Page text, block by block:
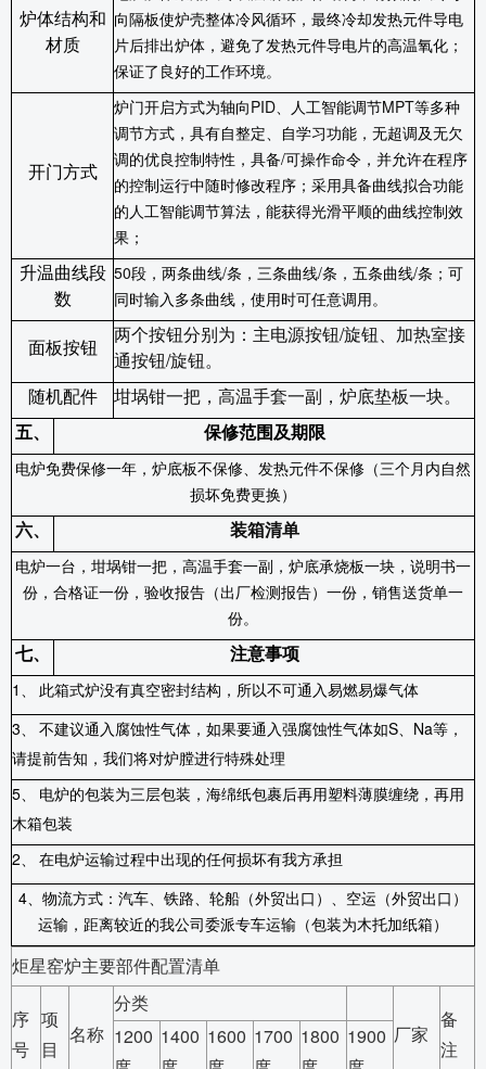
炉体结构和
材质
向隔板使炉壳整体冷风循环，最终冷却发热元件导电
片后排出炉体，避免了发热元件导电片的高温氧化；
保证了良好的工作环境。
开门方式
炉门开启方式为轴向PID、人工智能调节MPT等多种
调节方式，具有自整定、自学习功能，无超调及无欠
调的优良控制特性，具备/可操作命令，并允许在程序
的控制运行中随时修改程序；采用具备曲线拟合功能
的人工智能调节算法，能获得光滑平顺的曲线控制效
果；
升温曲线段
数
50段，两条曲线/条，三条曲线/条，五条曲线/条；可
同时输入多条曲线，使用时可任意调用。
面板按钮
两个按钮分别为：主电源按钮/旋钮、加热室接
通按钮/旋钮。
随机配件
坩埚钳一把，高温手套一副，炉底垫板一块。
五、
保修范围及期限
电炉免费保修一年，炉底板不保修、发热元件不保修（三个月内自然
损坏免费更换）
六、 装箱清单
电炉一台，坩埚钳一把，高温手套一副，炉底承烧板一块，说明书一
份，合格证一份，验收报告（出厂检测报告）一份，销售送货单一
份。
七、 注意事项
1 、
此箱式炉没有真空密封结构，所以不可通入易燃易爆气体
3、 不建议通入腐蚀性气体，如果要通入强腐蚀性气体如S、 Na等，
请提前告知，我们将对炉膛进行特殊处理
5、
电炉的包装为三层包装，海绵纸包裹后再用塑料薄膜缠绕，再用
木箱包装
2、
在电炉运输过程中出现的任何损坏有我方承担
4、物流方式：汽车、铁路、轮船（外贸出口）、空运（外贸出口）
运输，距离较近的我公司委派专车运输（包装为木托加纸箱）
炬星窑炉主要部件配置清单
序
号
项
目
名称
分类
厂家
备
注
1200 1400 1600 1700 1800 1900